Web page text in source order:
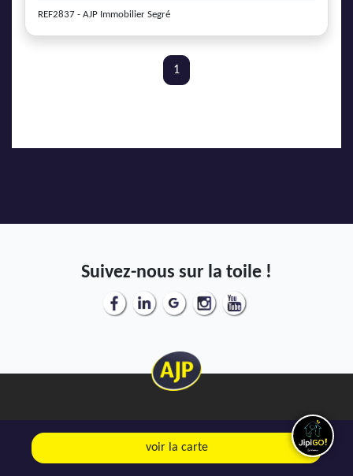
REF2837 - AJP Immobilier Segré
1
voir la carte
Suivez-nous sur la toile !